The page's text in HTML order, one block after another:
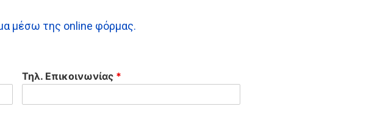
μέσω της online φόρμας.
Τηλ. Επικοινωνίας *